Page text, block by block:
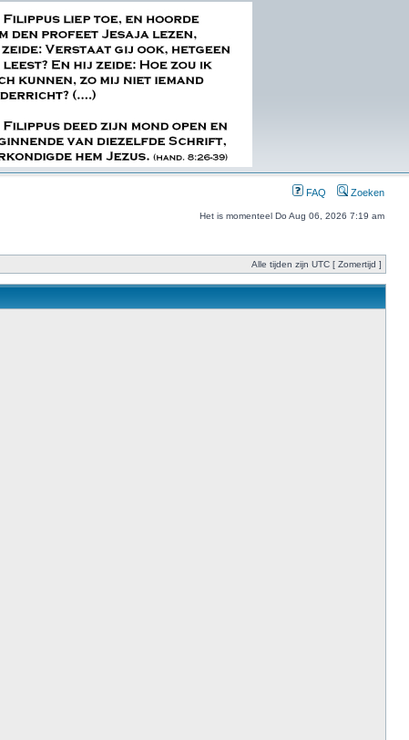
FAQ Zoeken
Het is momenteel Do Aug 06, 2026 7:19 am
Alle tijden zijn UTC [ Zomertijd ]